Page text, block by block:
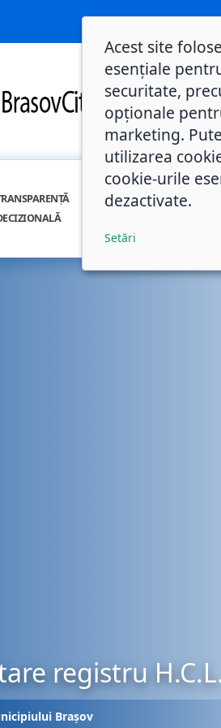
INTEGRITATE
registru
Brașov
Acest site
esențiale
securitate,
opționale
marketing.
utilizarea
cookie-urile
dezactivate.
Setări